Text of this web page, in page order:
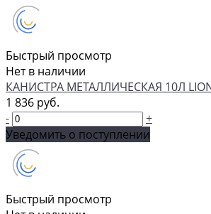
Быстрый просмотр
Нет в наличии
КАНИСТРА МЕТАЛЛИЧЕСКАЯ 10Л
1 836 руб.
-
+
Уведомить о поступлении
Быстрый просмотр